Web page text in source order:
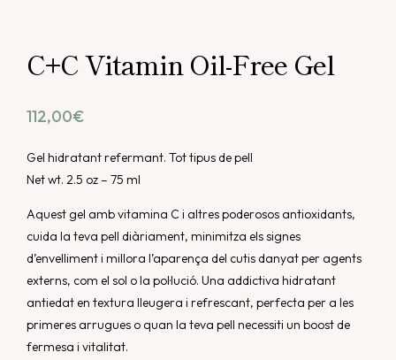
C+C Vitamin Oil-Free Gel
112,00€
Gel hidratant refermant. Tot tipus de pell
Net wt. 2.5 oz – 75 ml
Aquest gel amb vitamina C i altres poderosos antioxidants,
cuida la teva pell diàriament, minimitza els signes
d’envelliment i millora l’aparença del cutis danyat per agents
externs, com el sol o la pol·lució. Una addictiva hidratant
antiedat en textura lleugera i refrescant, perfecta per a les
primeres arrugues o quan la teva pell necessiti un boost de
fermesa i vitalitat.